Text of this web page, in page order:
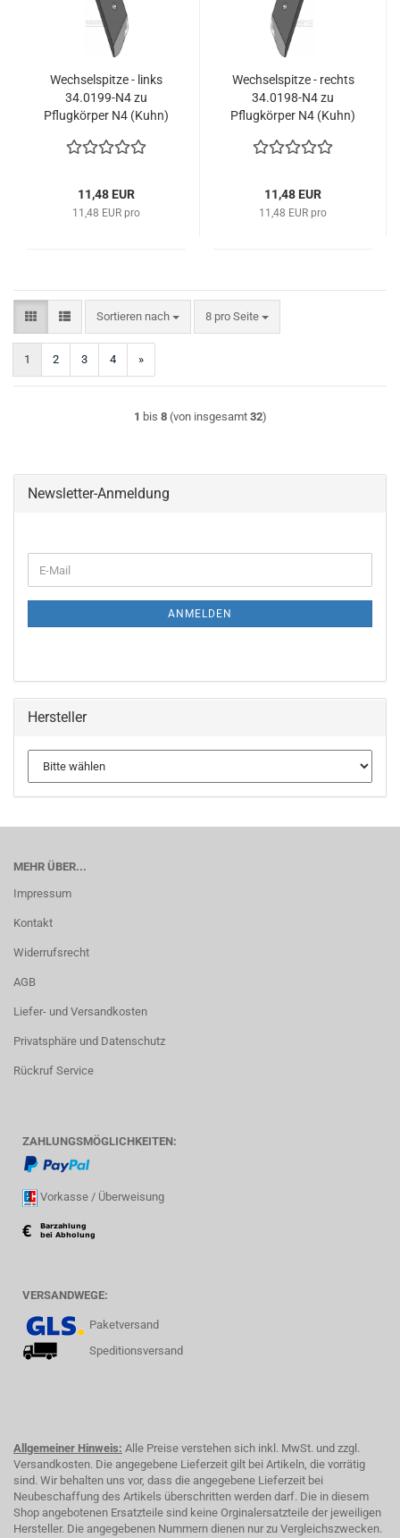
Wechselspitze - links
34.0199-N4 zu
Pflugkörper N4 (Kuhn)
11,48 EUR
11,48 EUR pro
Wechselspitze - rechts
34.0198-N4 zu
Pflugkörper N4 (Kuhn)
11,48 EUR
11,48 EUR pro
Sortieren nach
Sortieren nach 8 pro Seite
pro Seite
1 2 3 4 »
1 bis 8(von insgesamt 32)
Newsletter-Anmeldung
ZUR
E-
Mail
ANMELDEN
Hersteller
MEHR ÜBER...
Impressum
Kontakt
Widerrufsrecht
AGB
Liefer- und Versandkosten
Privatsphäre und Datenschutz
Rückruf Service
ZAHLUNGSMÖGLICHKEITEN:
Vorkasse / Überweisung
VERSANDWEGE:
Paketversand
Speditionsversand
Allgemeiner Hinweis: Alle Preise verstehen sich inkl. MwSt. und zzgl.
Versandkosten. Die angegebene Lieferzeit gilt bei Artikeln, die vorrätig
sind. Wir behalten uns vor, dass die angegebene Lieferzeit bei
Neubeschaffung des Artikels überschritten werden darf. Die in diesem
Shop angebotenen Ersatzteile sind keine Orginalersatzteile der jeweiligen
Hersteller. Die angegebenen Nummern dienen nur zu Vergleichszwecken.